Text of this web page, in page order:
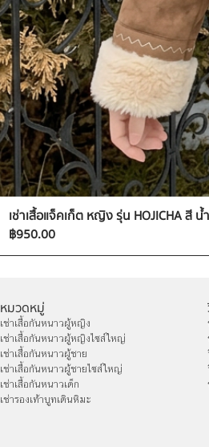
เช่าเสื้อแจ็คเก็ต หญิง รุ่น HOJICHA สี น้
ราคา
฿950.00
หมวดหมู่
เช่าเสื้อกันหนาวผู้หญิง
เช่าเสื้อกันหนาวผู้หญิงไซส์ใหญ่
เช่าเสื้อกันหนาวผู้ชาย
เช่าเสื้อกันหนาวผู้ชายไซส์ใหญ่
เช่าเสื้อกันหนาวเด็ก
เช่ารองเท้าบูทเดินหิมะ